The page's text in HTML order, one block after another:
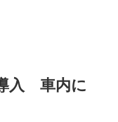
入 車内に